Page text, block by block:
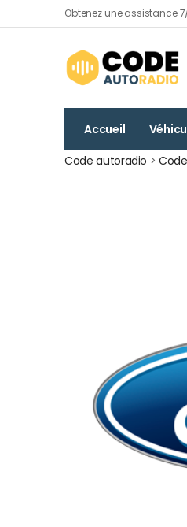
Obtenez une assistance
Accueil
Code autoradio >